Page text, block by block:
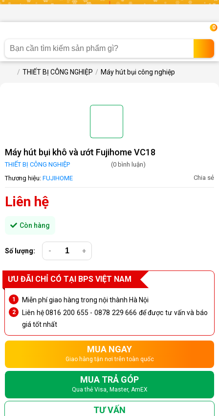
0
THIẾT BỊ CÔNG NGHIỆP Máy hút bụi công nghiệp
Máy hút bụi khô và ướt Fujihome VC18
THIẾT BỊ CÔNG NGHIỆP
(0 bình luận)
Thương hiệu: FUJIHOME Chia sẻ
Liên hệ
Còn hàng
Số lượng: - +
ƯU ĐÃI CHỈ CÓ TẠI BPS VIỆT NAM
Miễn phí giao hàng trong nội thành Hà Nội
Liên hệ 0816 200 655 - 0878 229 666 để được tư vấn và báo
giá tốt nhất
MUA NGAY
Giao hàng tận nơi trên toàn quốc
MUA TRẢ GÓP
Qua thẻ Visa, Master, AmEX
TƯ VẤN